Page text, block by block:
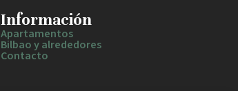
Información
Apartamentos
Bilbao y alrededores
Contacto